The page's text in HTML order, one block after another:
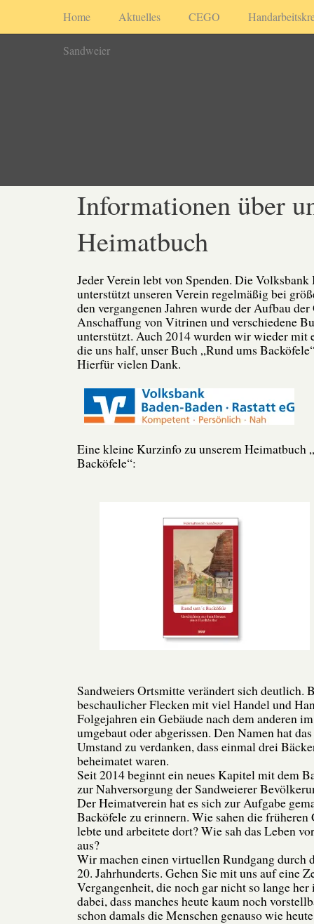
Home Aktuelles CEGO
Sandweier
Informationen über
Heimatbuch
Jeder Verein lebt von Spenden. Die Volksbank
unterstützt unseren Verein regelmäßig bei
den vergangenen Jahren wurde der Aufbau
Anschaffung von Vitrinen und verschiedene
unterstützt. Auch 2014 wurden wir wieder mit
die uns half, unser Buch „Rund ums
Hierfür vielen Dank.
Eine kleine Kurzinfo zu unserem Heimatbuch
Backöfele“:
Sandweiers Ortsmitte verändert sich deutlich.
beschaulicher Flecken mit viel Handel und
Folgejahren ein Gebäude nach dem anderen
umgebaut oder abgerissen. Den Namen hat
Umstand zu verdanken, dass einmal drei
beheimatet waren.
Seit 2014 beginnt ein neues Kapitel mit dem
zur Nahversorgung der Sandweierer
Der Heimatverein hat es sich zur Aufgabe
Backöfele zu erinnern. Wie sahen die früheren
lebte und arbeitete dort? Wie sah das Leben
aus?
Wir machen einen virtuellen Rundgang durch
20. Jahrhunderts. Gehen Sie mit uns auf eine
Vergangenheit, die noch gar nicht so lange her
dabei, dass manches heute kaum noch
schon damals die Menschen genauso wie